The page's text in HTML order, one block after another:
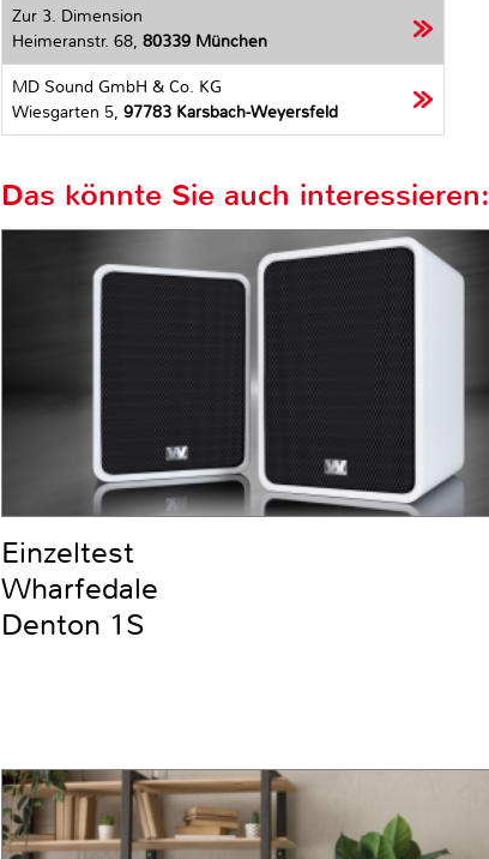
Zur 3. Dimension
Heimeranstr. 68, 80339 München
MD Sound GmbH & Co. KG
Wiesgarten 5, 97783 Karsbach-Weyersfeld
Das könnte Sie auch interessieren:
Einzeltest
Wharfedale
Denton 1S